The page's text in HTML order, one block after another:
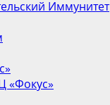
Иммунитет
«Фокус»